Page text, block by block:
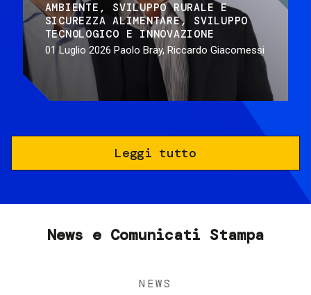
AMBIENTE
SVILUPPO RURALE E
SICUREZZA ALIMENTARE
SVILUPPO
TECNOLOGICO E INNOVAZIONE
01 Luglio 2026 Paolo Bray, Riccardo Giacomessi
Leggi tutto
News e Comunicati Stampa
NEWS